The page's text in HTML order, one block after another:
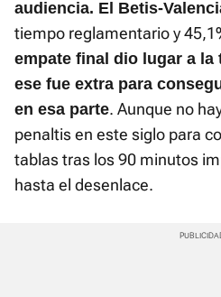
audiencia. El Betis-
tiempo reglamentario y
empate final dio lugar a la
ese fue extra para
en esa parte. Aunque no
penaltis en este siglo para
tablas tras los 90 minutos
hasta el desenlace.